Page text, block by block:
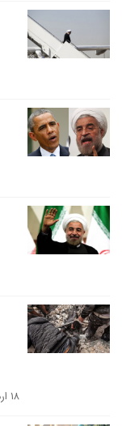
۱۸ اردیبهشت ۱۳۹۲